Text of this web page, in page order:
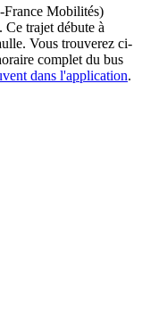
Mobilités)
Ce trajet débute à
Vous trouverez ci-
complet du bus
dans l'application.